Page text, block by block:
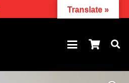
Translate »